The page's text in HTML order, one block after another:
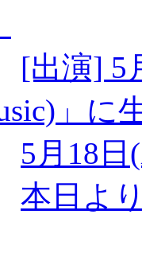
[出演] 5
」に
5月18
本日よ